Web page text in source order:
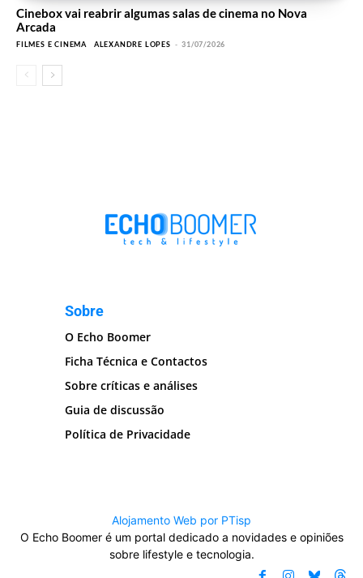
Cinebox vai reabrir algumas salas de cinema no Nova
Arcada
FILMES E CINEMA ALEXANDRE LOPES - 31/07/2026
Sobre
O Echo Boomer
Ficha Técnica e Contactos
Sobre críticas e análises
Guia de discussão
Política de Privacidade
Alojamento Web por PTisp
O Echo Boomer é um portal dedicado a novidades e opiniões
sobre lifestyle e tecnologia.